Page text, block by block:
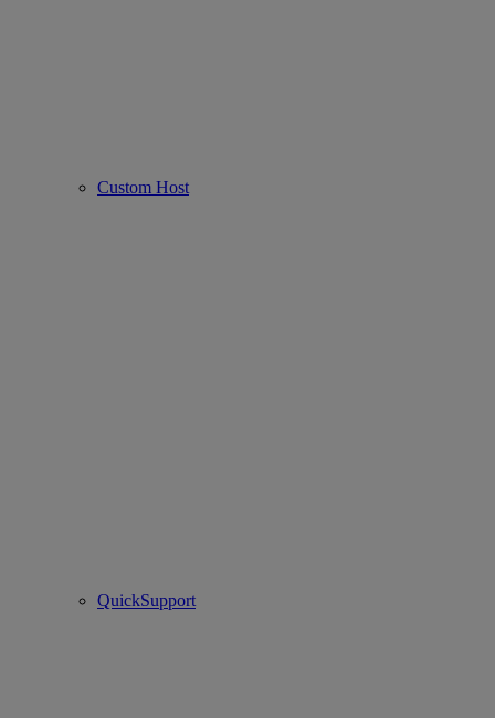
Custom Host
QuickSupport